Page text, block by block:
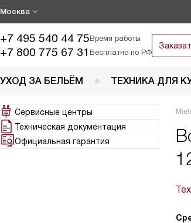
Москва
+7 495 540 44 75Время работы
+7 800 775 67 31 Бесплатно по РФ
УХОД ЗА БЕЛЬЁМ ТЕХНИКА ДЛЯ
Сервисные центры
Техническая документация
Официальная гарантия